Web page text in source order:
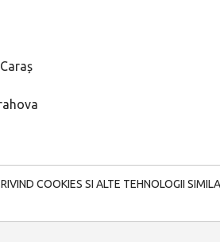
Caraș
COOKIES SI ALTE TEHNOLOGII